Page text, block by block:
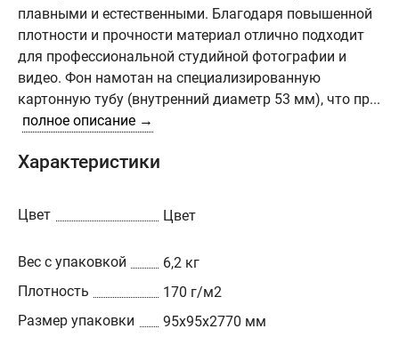
плавными и естественными. Благодаря повышенной
плотности и прочности материал отлично подходит
для профессиональной студийной фотографии и
видео. Фон намотан на специализированную
картонную тубу (внутренний диаметр 53 мм), что пр...
полное описание →
Характеристики
Цвет Цвет
Вес с упаковкой
6,2 кг
Плотность
170 г/м2
Размер упаковки
95х95х2770 мм